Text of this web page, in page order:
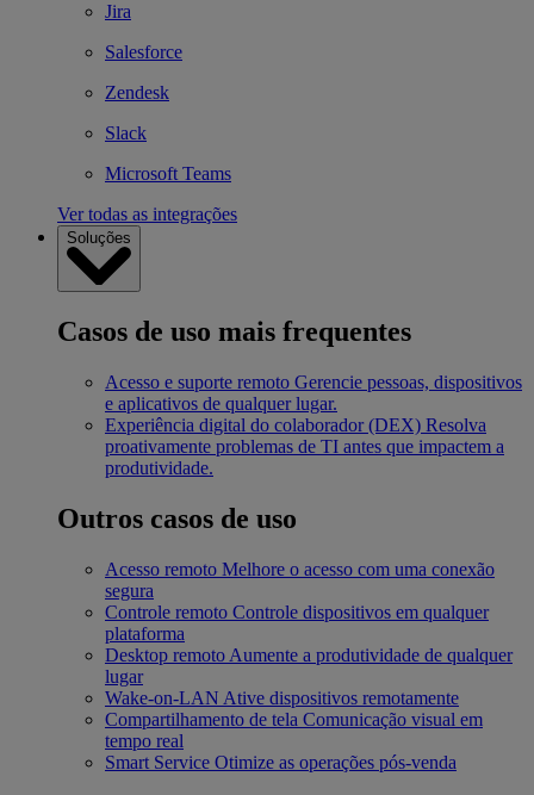
Jira
Salesforce
Zendesk
Slack
Microsoft Teams
Ver todas as integrações
Soluções
Casos de uso mais frequentes
Acesso e suporte remoto Gerencie pessoas, dispositivos
e aplicativos de qualquer lugar.
Experiência digital do colaborador (DEX) Resolva
proativamente problemas de TI antes que impactem a
produtividade.
Outros casos de uso
Acesso remoto Melhore o acesso com uma conexão
segura
Controle remoto Controle dispositivos em qualquer
plataforma
Desktop remoto Aumente a produtividade de qualquer
lugar
Wake-on-LAN Ative dispositivos remotamente
Compartilhamento de tela Comunicação visual em
tempo real
Smart Service Otimize as operações pós-venda